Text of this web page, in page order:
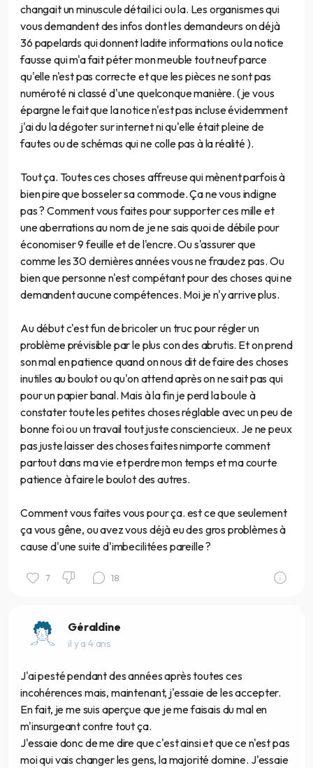
changait un minuscule détail ici ou la. Les organismes qui
vous demandent des infos dont les demandeurs on déjà
36 papelards qui donnent ladite informations ou la notice
fausse qui m'a fait péter mon meuble tout neuf parce
qu'elle n'est pas correcte et que les pièces ne sont pas
numéroté ni classé d'une quelconque manière. (je vous
épargne le fait que la notice n'est pas incluse évidemment
j'ai du la dégoter sur internet ni qu'elle était pleine de
fautes ou de schémas qui ne colle pas à la réalité ).
Tout ça. Toutes ces choses affreuse qui mènent parfois à
bien pire que bosseler sa commode. Ça ne vous indigne
pas ? Comment vous faites pour supporter ces mille et
une aberrations au nom de je ne sais quoi de débile pour
économiser 9 feuille et de l'encre. Ou s'assurer que
comme les 30 dernières années vous ne fraudez pas. Ou
bien que personne n'est compétant pour des choses qui ne
demandent aucune compétences. Moi je n'y arrive plus.
Au début c'est fun de bricoler un truc pour régler un
problème prévisible par le plus con des abrutis. Et on prend
son mal en patience quand on nous dit de faire des choses
inutiles au boulot ou qu'on attend après on ne sait pas qui
pour un papier banal. Mais à la fin je perd la boule à
constater toute les petites choses réglable avec un peu de
bonne foi ou un travail tout juste consciencieux. Je ne peux
pas juste laisser des choses faites nimporte comment
partout dans ma vie et perdre mon temps et ma courte
patience à faire le boulot des autres.
Comment vous faites vous pour ça. est ce que seulement
ça vous gêne, ou avez vous déjà eu des gros problèmes à
cause d'une suite d'imbecilitées pareille ?
7 18
Géraldine
il y a 4 ans
J'ai pesté pendant des années après toutes ces
incohérences mais, maintenant, j'essaie de les accepter.
En fait, je me suis aperçue que je me faisais du mal en
m'insurgeant contre tout ça.
J'essaie donc de me dire que c'est ainsi et que ce n'est pas
moi qui vais changer les gens, la majorité domine. J'essaie